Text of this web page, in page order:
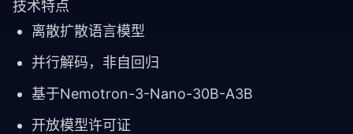
技术特点
离散扩散语言模型
并行解码，非自回归
基于Nemotron-3-Nano-30B-A3B
开放模型许可证